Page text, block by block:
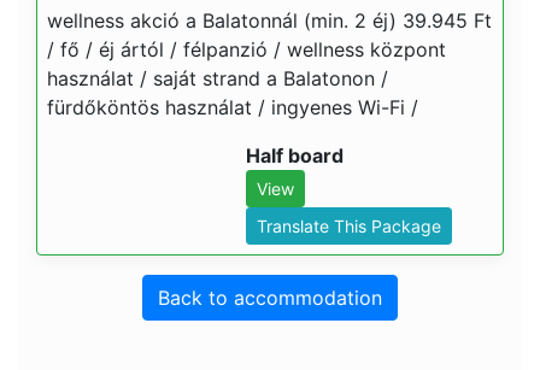
wellness akció a Balatonnál (min. 2 éj) 39.945 Ft
/ fő / éj ártól / félpanzió / wellness központ
használat / saját strand a Balatonon /
fürdőköntös használat / ingyenes Wi-Fi /
Half board
View
Translate This Package
Back to accommodation